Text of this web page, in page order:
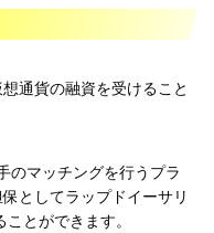
通貨の融資を受けること
のマッチングを行うプラ
としてラップドイーサリ
とができます。